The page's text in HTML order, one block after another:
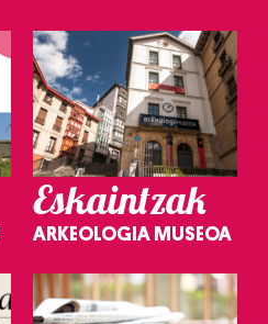
Eskaintzak
ARKEOLOGIA MUSEOA